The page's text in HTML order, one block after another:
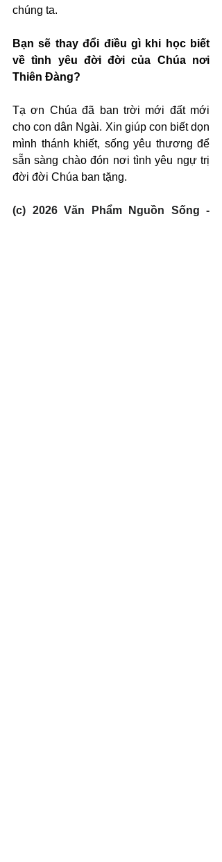
chúng ta.
Bạn sẽ thay đổi điều gì khi học biết
về tình yêu đời đời của Chúa nơi
Thiên Đàng?
Tạ ơn Chúa đã ban trời mới đất mới
cho con dân Ngài. Xin giúp con biết dọn
mình thánh khiết, sống yêu thương để
sẵn sàng chào đón nơi tình yêu ngự trị
đời đời Chúa ban tặng.
(c) 2026 Văn Phẩm Nguồn Sống -